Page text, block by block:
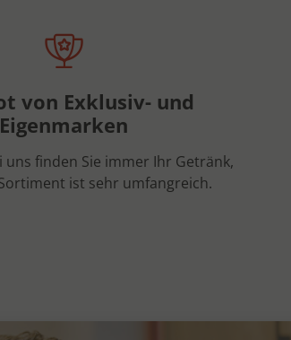
von Exklusiv- und
Eigenmarken
uns finden Sie immer Ihr Getränk,
ist sehr umfangreich.